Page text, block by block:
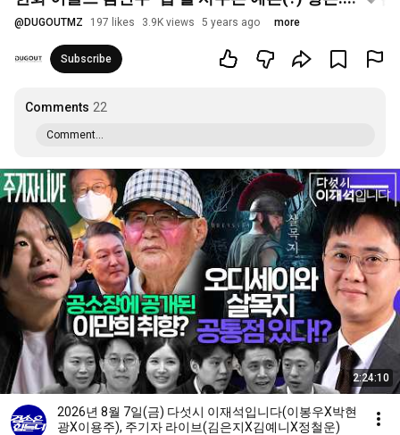
@ DUGOUTMZ 197 likes 3.9K views 5 years ago more
Subscribe
Comments 22
Comment...
2:24:10
2026년 8월 7일(금) 다섯시 이재석입니다(이봉우X박현
광X이용주), 주기자 라이브(김은지X김예니X정철운)